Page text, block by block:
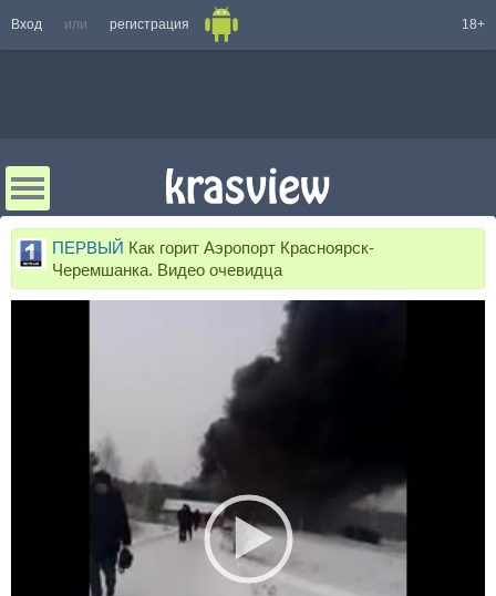
Вход или регистрация 18+
ПЕРВЫЙ Как горит Аэропорт Красноярск-
Черемшанка. Видео очевидца